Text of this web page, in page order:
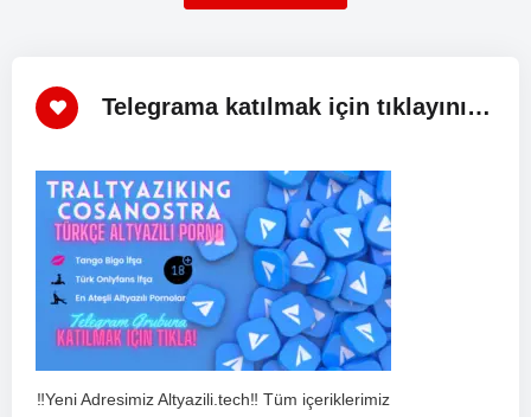
Telegrama katılmak için tıklayınız!
‼️Yeni Adresimiz Altyazili.tech‼️ Tüm içeriklerimiz